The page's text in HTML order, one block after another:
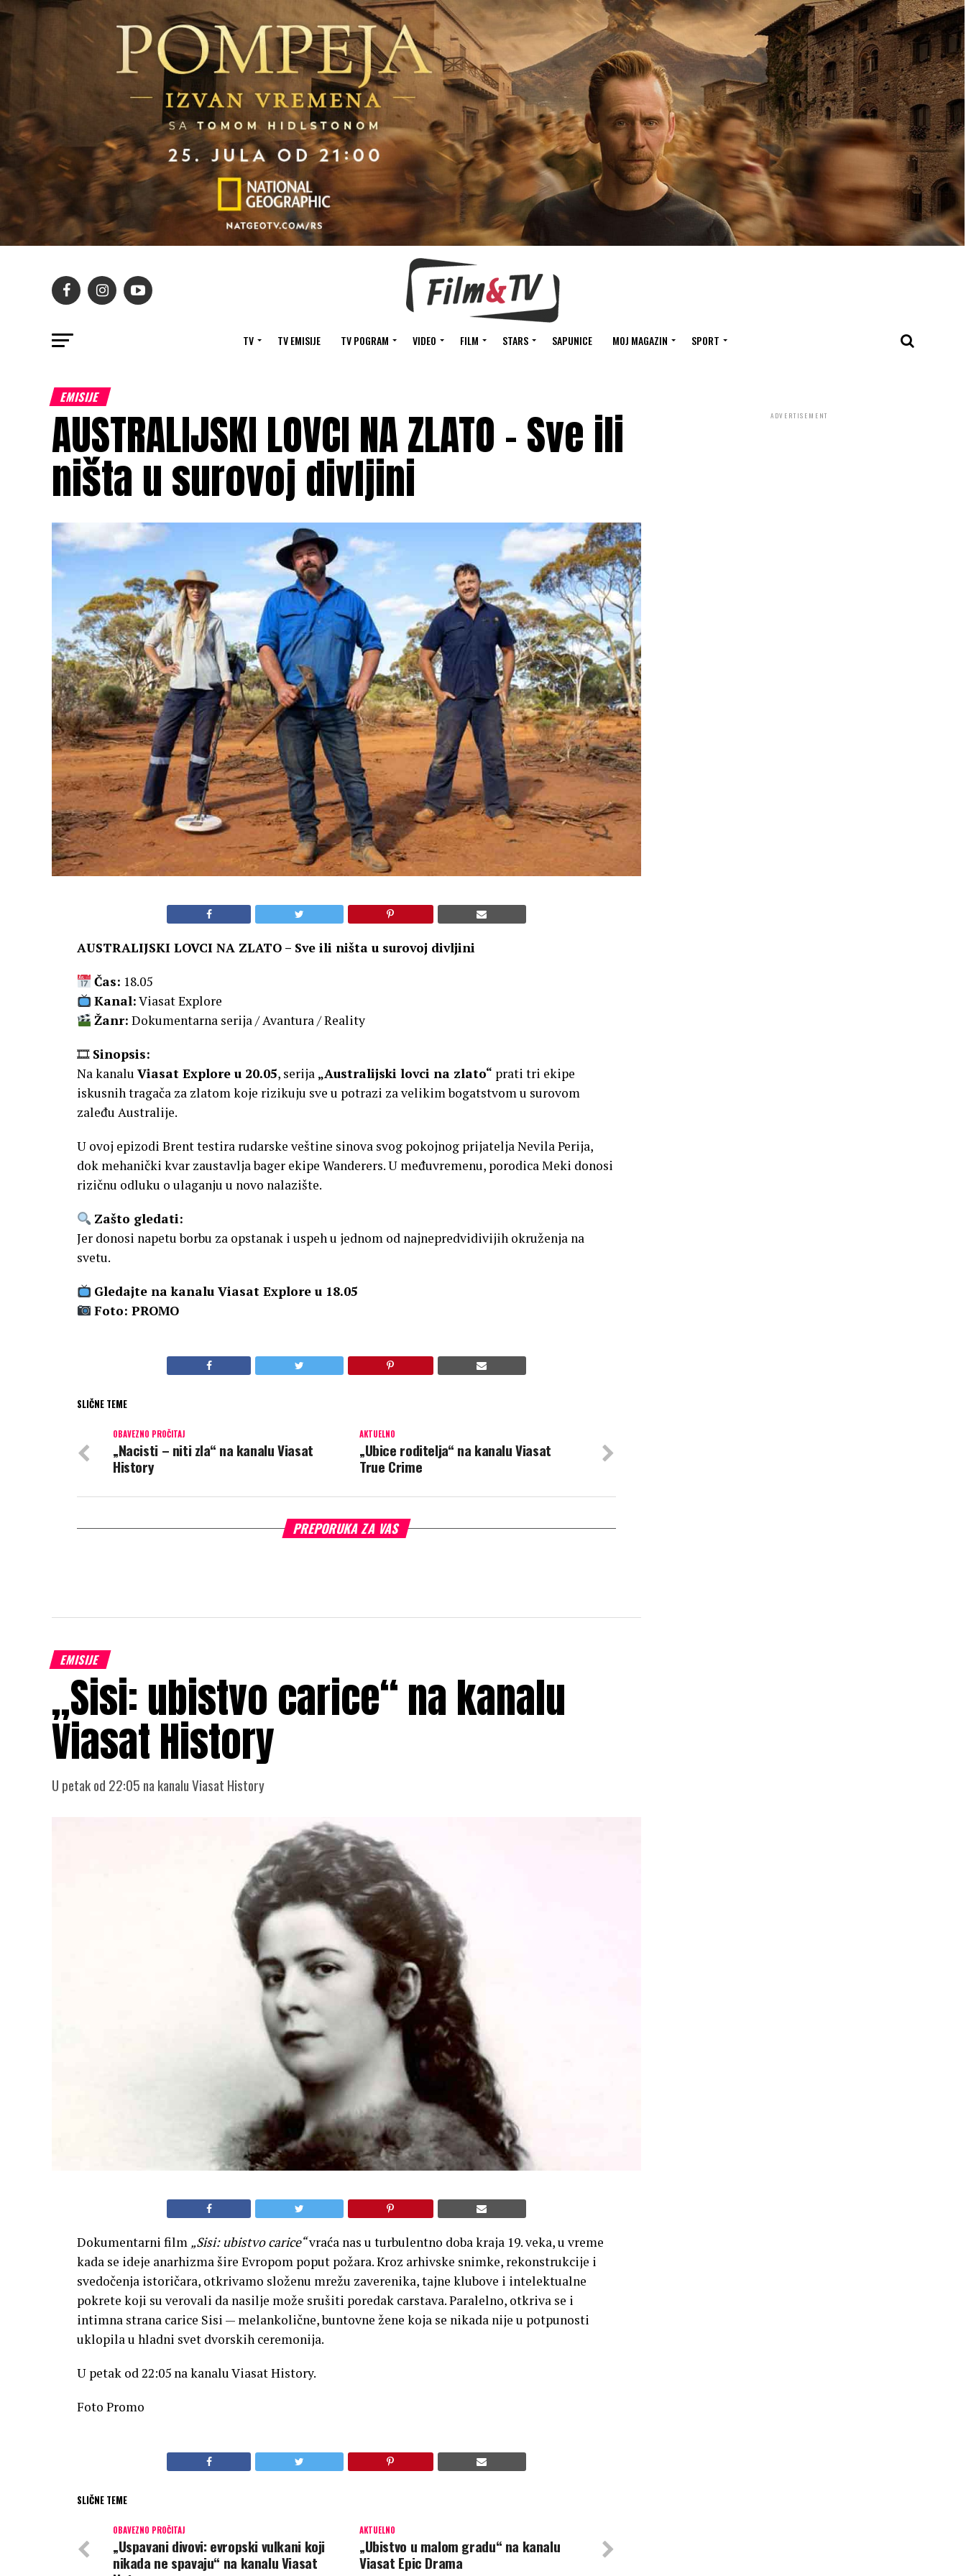
TV TV EMISIJE TV POGRAM VIDEO FILM STARS SAPUNICE MOJ MAGAZIN SPORT
EMISIJE
AUSTRALIJSKI LOVCI NA ZLATO – Sve ili
ništa u surovoj divljini
AUSTRALIJSKI LOVCI NA ZLATO – Sve ili ništa u surovoj divljini
Čas: 18.05
Kanal:Viasat Explore
Žanr: Dokumentarna serija / Avantura / Reality
🎞 Sinopsis:
Na kanalu Viasat Explore u 20.05, serija „Australijski lovci na zlato“ prati tri ekipe
iskusnih tragača za zlatom koje rizikuju sve u potrazi za velikim bogatstvom u surovom
zaleđu Australije.
U ovoj epizodi Brent testira rudarske veštine sinova svog pokojnog prijatelja Nevila Perija,
dok mehanički kvar zaustavlja bager ekipe Wanderers. U međuvremenu, porodica Meki donosi
rizičnu odluku o ulaganju u novo nalazište.
Zašto gledati:
Jer donosi napetu borbu za opstanak i uspeh u jednom od najnepredvidivijih okruženja na
svetu.
Gledajte na kanalu Viasat Explore u 18.05
Foto: PROMO
SLIČNE TEME
AKTUELNO
„Ubice roditelja“ na kanalu Viasat
True Crime
OBAVEZNO PROČITAJ
„Nacisti – niti zla“ na kanalu Viasat
History
PREPORUKA ZA VAS
EMISIJE
„Sisi: ubistvo carice“ na kanalu
Viasat History
U petak od 22:05 na kanalu Viasat History
Dokumentarni film „Sisi: ubistvo carice“vraća nas u turbulentno doba kraja 19. veka, u vreme
kada se ideje anarhizma šire Evropom poput požara. Kroz arhivske snimke, rekonstrukcije i
svedočenja istoričara, otkrivamo složenu mrežu zaverenika, tajne klubove i intelektualne
pokrete koji su verovali da nasilje može srušiti poredak carstava. Paralelno, otkriva se i
intimna strana carice Sisi — melankolične, buntovne žene koja se nikada nije u potpunosti
uklopila u hladni svet dvorskih ceremonija.
U petak od 22:05 na kanalu Viasat History.
Foto Promo
SLIČNE TEME
AKTUELNO
„Ubistvo u malom gradu“ na kanalu
Viasat Epic Drama
OBAVEZNO PROČITAJ
„Uspavani divovi: evropski vulkani koji
nikada ne spavaju“ na kanalu Viasat
ADVERTISEMENT